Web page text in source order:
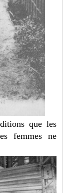
que les
femmes ne